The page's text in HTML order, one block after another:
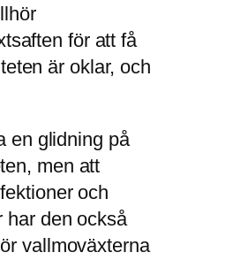
för att få
är oklar, och
en glidning på
men att
och
har den också
vallmoväxterna